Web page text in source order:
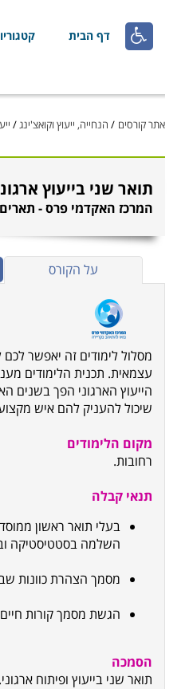
 דף הבית
אתר קורסים / הנחייה, ייעוץ וקואצ'ינג/
תואר שני בייעוץ
המרכז האקדמי פרס -
על הקורס
מסלול לימודים זה יאפשר לכם
עצמאית. תכנית הלימודים
הייעוץ הארגוני הפך בשנים
שיכול להעניק להם איש
מקום הלימודים
רחובות.
תנאי קבלה
השלמה בסטטיסטיקה
מסמך הצהרת כוונות
הגשת מסמך קורות חיים
הסמכה
תואר שני בייעוץ ופיתוח ארגוני.